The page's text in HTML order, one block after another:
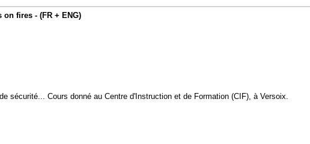
fires - (FR + ENG)
sécurité... Cours donné au Centre d'Instruction et de Formation (CIF), à Versoix.